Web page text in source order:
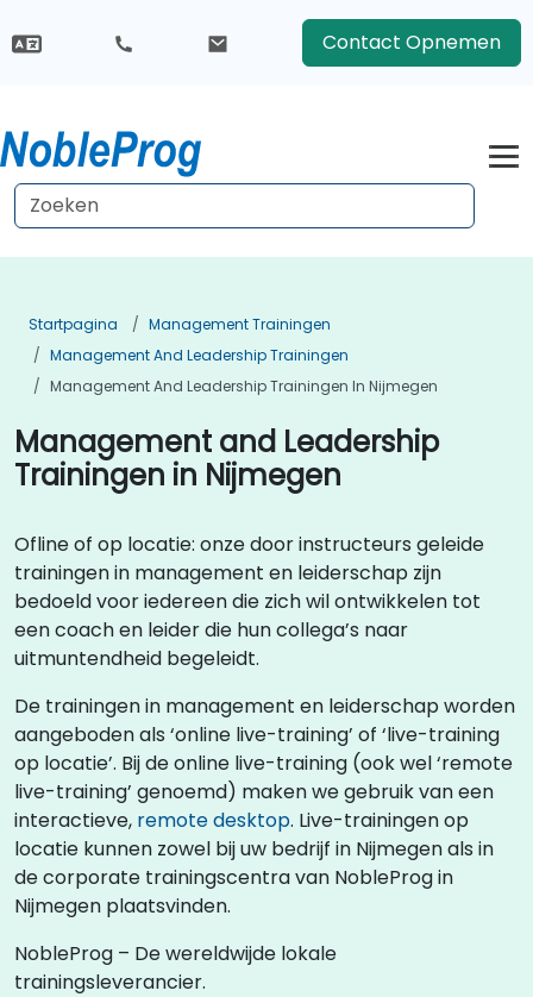
Contact Opnemen
Startpagina
Management Trainingen
Management And Leadership Trainingen
Management And Leadership Trainingen In Nijmegen
Management and Leadership
Trainingen in Nijmegen
Ofline of op locatie: onze door instructeurs geleide
trainingen in management en leiderschap zijn
bedoeld voor iedereen die zich wil ontwikkelen tot
een coach en leider die hun collega’s naar
uitmuntendheid begeleidt.
De trainingen in management en leiderschap worden
aangeboden als ‘online live-training’ of ‘live-training
op locatie’. Bij de online live-training (ook wel ‘remote
live-training’ genoemd) maken we gebruik van een
interactieve, remote desktop. Live-trainingen op
locatie kunnen zowel bij uw bedrijf in Nijmegen als in
de corporate trainingscentra van NobleProg in
Nijmegen plaatsvinden.
NobleProg – De wereldwijde lokale
trainingsleverancier.